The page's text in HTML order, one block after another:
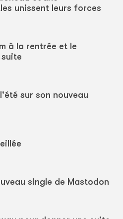
unissent leurs forces
à la rentrée et le
sur son nouveau
single de Mastodon